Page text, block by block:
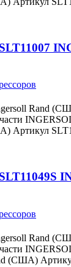
Rand
Артикул
Rand
(США)